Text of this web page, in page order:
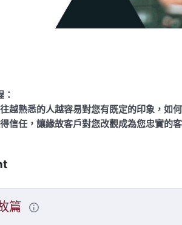
越熟悉的人越容易對您有既定的印象，如
信任，讓緣故客戶對您改觀成為您忠實的
篇